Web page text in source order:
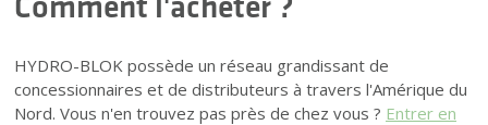
HYDRO-BLOK possède un réseau grandissant de
concessionnaires et de distributeurs à travers l'Amérique du
Nord. Vous n'en trouvez pas près de chez vous ? Entrer en